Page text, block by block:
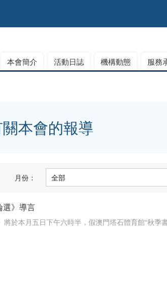
本會簡介 活動日誌 機構動態 服務
本會的報導
月份：
選》導言
將於本月五日下午六時半，假澳門塔石體育館“秋季